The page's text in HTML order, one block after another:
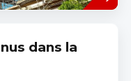
dans la